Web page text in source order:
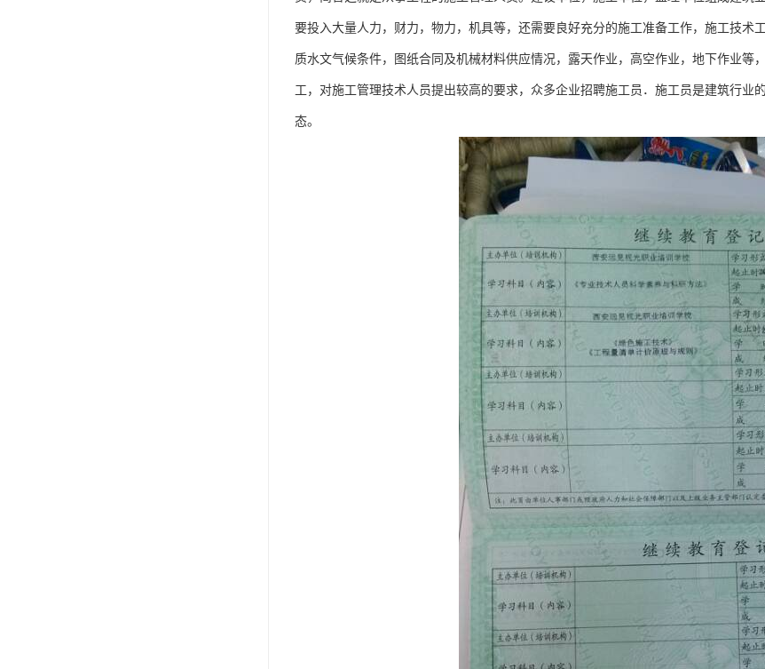
要投入大量人力，财力，物力，机具等，还需要良好充分的施工准备工作，施工技术
质水文气候条件，图纸合同及机械材料供应情况，露天作业，高空作业，地下作业
工，对施工管理技术人员提出较高的要求，众多企业招聘施工员．施工员是建筑行业
态。